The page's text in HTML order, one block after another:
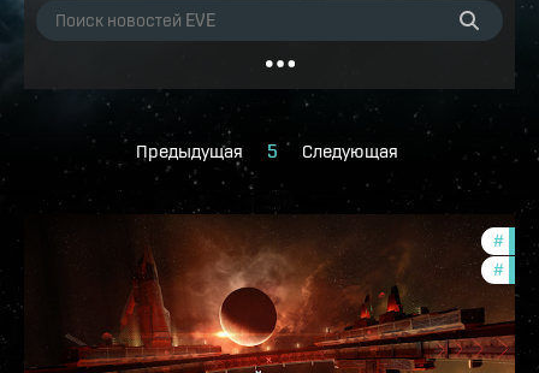
Предыдущая 5 Следующая
# in-
#